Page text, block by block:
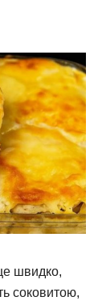
швидко,
соковитою,